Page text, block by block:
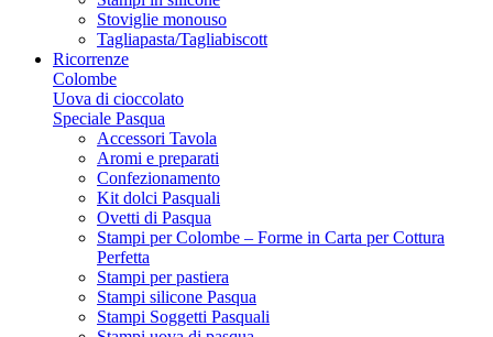
Stoviglie monouso
Tagliapasta/Tagliabiscott
Ricorrenze
Colombe
Uova di cioccolato
Speciale Pasqua
Accessori Tavola
Aromi e preparati
Confezionamento
Kit dolci Pasquali
Ovetti di Pasqua
Stampi per Colombe – Forme in Carta per Cottura
Perfetta
Stampi per pastiera
Stampi silicone Pasqua
Stampi Soggetti Pasquali